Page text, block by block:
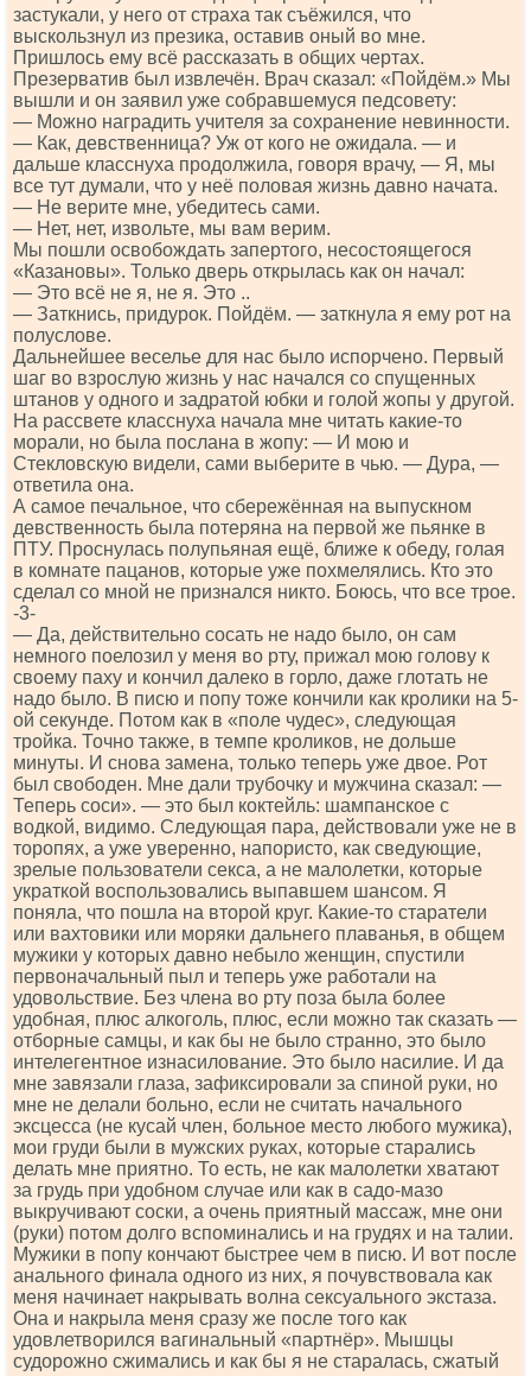
застукали, у него от страха так съёжился, что
выскользнул из презика, оставив оный во мне.
Пришлось ему всё рассказать в общих чертах.
Презерватив был извлечён. Врач сказал: «Пойдём.» Мы
вышли и он заявил уже собравшемуся педсовету:
— Можно наградить учителя за сохранение невинности.
— Как, девственница? Уж от кого не ожидала. — и
дальше класснуха продолжила, говоря врачу, — Я, мы
все тут думали, что у неё половая жизнь давно начата.
— Не верите мне, убедитесь сами.
— Нет, нет, извольте, мы вам верим.
Мы пошли освобождать запертого, несостоящегося
«Казановы». Только дверь открылась как он начал:
— Это всё не я, не я. Это ..
— Заткнись, придурок. Пойдём. — заткнула я ему рот на
полуслове.
Дальнейшее веселье для нас было испорчено. Первый
шаг во взрослую жизнь у нас начался со спущенных
штанов у одного и задратой юбки и голой жопы у другой.
На рассвете класснуха начала мне читать какие-то
морали, но была послана в жопу: — И мою и
Стекловскую видели, сами выберите в чью. — Дура, —
ответила она.
А самое печальное, что сбережённая на выпускном
девственность была потеряна на первой же пьянке в
ПТУ. Проснулась полупьяная ещё, ближе к обеду, голая
в комнате пацанов, которые уже похмелялись. Кто это
сделал со мной не признался никто. Боюсь, что все трое.
-3-
— Да, действительно сосать не надо было, он сам
немного поелозил у меня во рту, прижал мою голову к
своему паху и кончил далеко в горло, даже глотать не
надо было. В писю и попу тоже кончили как кролики на 5-
ой секунде. Потом как в «поле чудес», следующая
тройка. Точно также, в темпе кроликов, не дольше
минуты. И снова замена, только теперь уже двое. Рот
был свободен. Мне дали трубочку и мужчина сказал: —
Теперь соси». — это был коктейль: шампанское с
водкой, видимо. Следующая пара, действовали уже не в
торопях, а уже уверенно, напористо, как сведующие,
зрелые пользователи секса, а не малолетки, которые
украткой воспользовались выпавшем шансом. Я
поняла, что пошла на второй круг. Какие-то старатели
или вахтовики или моряки дальнего плаванья, в общем
мужики у которых давно небыло женщин, спустили
первоначальный пыл и теперь уже работали на
удовольствие. Без члена во рту поза была более
удобная, плюс алкоголь, плюс, если можно так сказать —
отборные самцы, и как бы не было странно, это было
интелегентное изнасилование. Это было насилие. И да
мне завязали глаза, зафиксировали за спиной руки, но
мне не делали больно, если не считать начального
эксцесса (не кусай член, больное место любого мужика),
мои груди были в мужских руках, которые старались
делать мне приятно. То есть, не как малолетки хватают
за грудь при удобном случае или как в садо-мазо
выкручивают соски, а очень приятный массаж, мне они
(руки) потом долго вспоминались и на грудях и на талии.
Мужики в попу кончают быстрее чем в писю. И вот после
анального финала одного из них, я почувствовала как
меня начинает накрывать волна сексуального экстаза.
Она и накрыла меня сразу же после того как
удовлетворился вагинальный «партнёр». Мышцы
судорожно сжимались и как бы я не старалась, сжатый